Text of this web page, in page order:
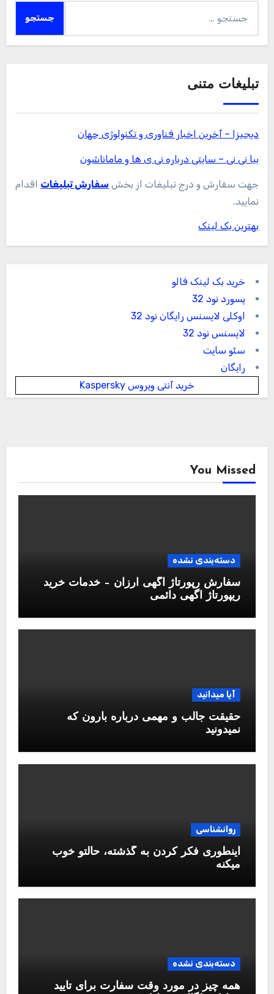
برای:
تبلیغات متنی
دیجیزا – آخرین اخبار فناوری و تکنولوژی جهان
بیا نی نی – سایتی درباره نی ی ها و ماماناشون
جهت سفارش و درج تبلیغات از بخش سفارش تبلیغات اقدام
نمایید.
بهترین بک لینک
خرید بک لینک فالو
پسورد نود 32
اوکلی لایسنس رایگان نود 32
لایسنس نود 32
سئو سایت
رایگان
خرید آنتی ویروس Kaspersky
You Missed
دسته‌بندی نشده
سفارش رپورتاژ آگهی ارزان – خدمات خرید
ریپورتاژ اگهی دائمی
آیا میدانید
حقیقت جالب و مهمی درباره بارون که
نمیدونید
روانشناسی
اینطوری فکر کردن به گذشته، حالتو خوب
میکنه
دسته‌بندی نشده
همه چیز در مورد وقت سفارت برای تایید